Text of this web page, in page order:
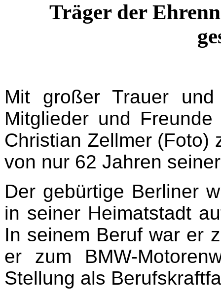
Träger der
Mit großer Trauer
Mitglieder und
Christian Zellmer (Foto)
von nur 62 Jahren
Der gebürtige Berliner
in seiner Heimatstadt
In seinem Beruf war er
er zum BMW-
Stellung als